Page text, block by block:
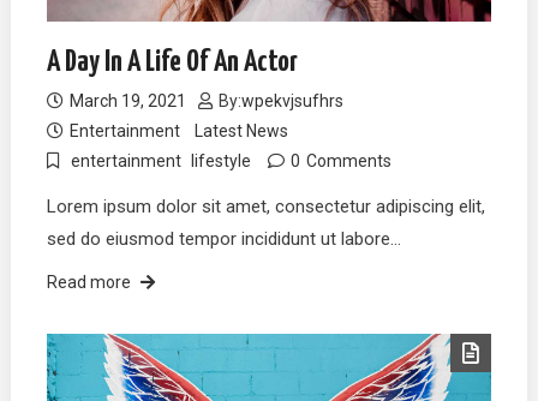
A Day In A Life Of An Actor
March 19, 2021 By:wpekvjsufhrs
Entertainment
Latest News
entertainment
lifestyle 0 Comments
Lorem ipsum dolor sit amet, consectetur adipiscing elit,
sed do eiusmod tempor incididunt ut labore…
Read more